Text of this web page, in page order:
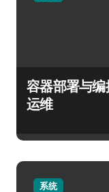
容器部署与
运维
系统